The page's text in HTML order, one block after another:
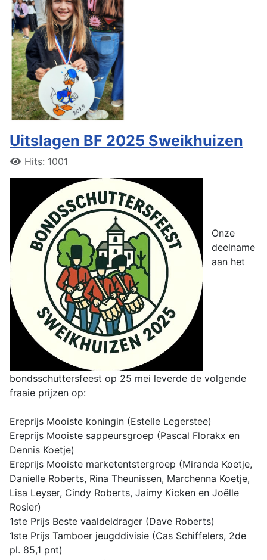
Uitslagen BF 2025 Sweikhuizen
Hits: 1001
Onze
deelname
aan het
bondsschuttersfeest op 25 mei leverde de volgende
fraaie prijzen op:
Ereprijs Mooiste koningin (Estelle Legerstee)
Ereprijs Mooiste sappeursgroep (Pascal Florakx en
Dennis Koetje)
Ereprijs Mooiste marketentstergroep (Miranda Koetje,
Danielle Roberts, Rina Theunissen, Marchenna Koetje,
Lisa Leyser, Cindy Roberts, Jaimy Kicken en Joëlle
Rosier)
1ste Prijs Beste vaaldeldrager (Dave Roberts)
1ste Prijs Tamboer jeugddivisie (Cas Schiffelers, 2de
pl. 85,1 pnt)